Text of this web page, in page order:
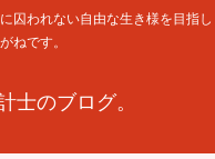
囚われない自由な生き様を目指し
ねです。
士のブログ。